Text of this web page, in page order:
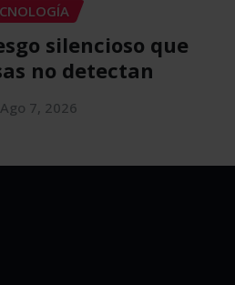
silencioso que
no detectan
Ago 7, 2026